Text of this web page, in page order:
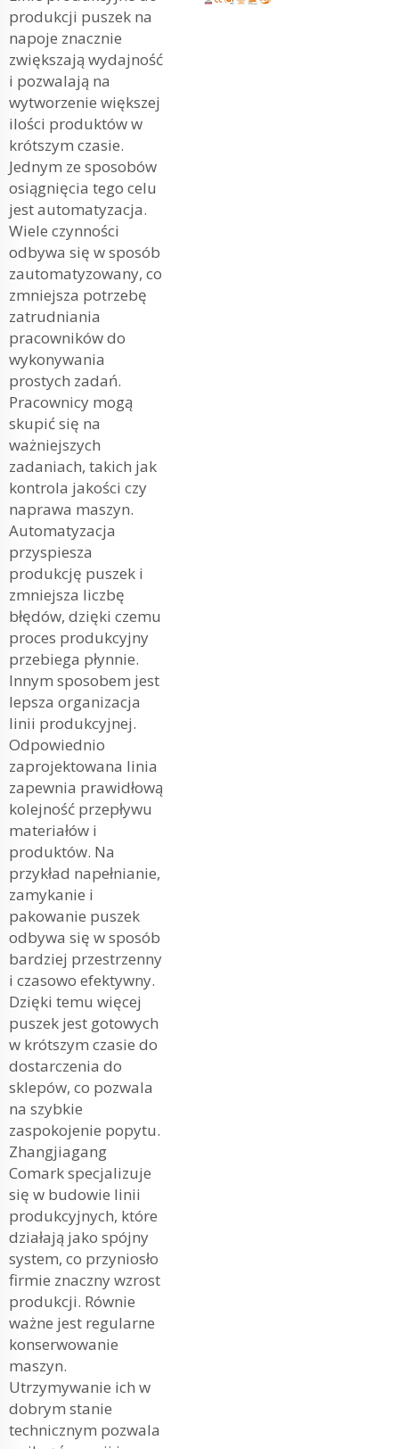
produkcji puszek na
napoje znacznie
zwiększają wydajność
i pozwalają na
wytworzenie większej
ilości produktów w
krótszym czasie.
Jednym ze sposobów
osiągnięcia tego celu
jest automatyzacja.
Wiele czynności
odbywa się w sposób
zautomatyzowany, co
zmniejsza potrzebę
zatrudniania
pracowników do
wykonywania
prostych zadań.
Pracownicy mogą
skupić się na
ważniejszych
zadaniach, takich jak
kontrola jakości czy
naprawa maszyn.
Automatyzacja
przyspiesza
produkcję puszek i
zmniejsza liczbę
błędów, dzięki czemu
proces produkcyjny
przebiega płynnie.
Innym sposobem jest
lepsza organizacja
linii produkcyjnej.
Odpowiednio
zaprojektowana linia
zapewnia prawidłową
kolejność przepływu
materiałów i
produktów. Na
przykład napełnianie,
zamykanie i
pakowanie puszek
odbywa się w sposób
bardziej przestrzenny
i czasowo efektywny.
Dzięki temu więcej
puszek jest gotowych
w krótszym czasie do
dostarczenia do
sklepów, co pozwala
na szybkie
zaspokojenie popytu.
Zhangjiagang
Comark specjalizuje
się w budowie linii
produkcyjnych, które
działają jako spójny
system, co przyniosło
firmie znaczny wzrost
produkcji. Równie
ważne jest regularne
konserwowanie
maszyn.
Utrzymywanie ich w
dobrym stanie
technicznym pozwala